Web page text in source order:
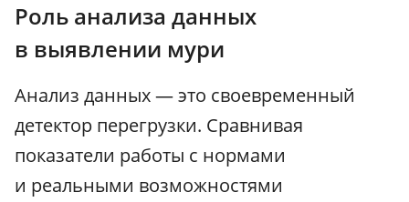
Роль анализа данных
в выявлении мури
Анализ данных — это своевременный
детектор перегрузки. Сравнивая
показатели работы с нормами
и реальными возможностями